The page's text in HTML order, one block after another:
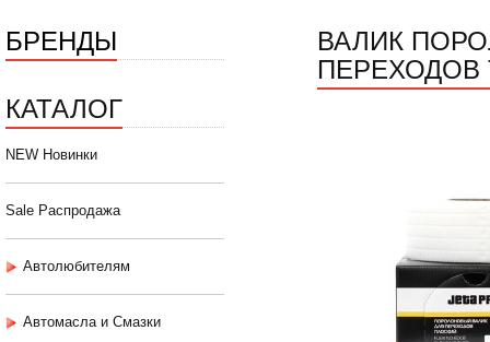
БРЕНДЫ
КАТАЛОГ
NEW Новинки
Sale Распродажа
Автолюбителям
Автомасла и Смазки
ВАЛИК
ПЕРЕХОДОВ